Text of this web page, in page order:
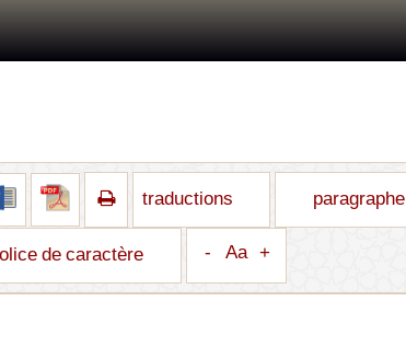
traductions
paragraphe
de caractère
- Aa +